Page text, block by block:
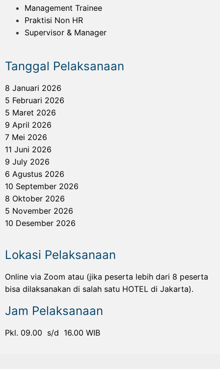
Management Trainee
Praktisi Non HR
Supervisor & Manager
Tanggal Pelaksanaan
8 Januari 2026
5 Februari 2026
5 Maret 2026
9 April 2026
7 Mei 2026
11 Juni 2026
9 July 2026
6 Agustus 2026
10 September 2026
8 Oktober 2026
5 November 2026
10 Desember 2026
Lokasi Pelaksanaan
Online via Zoom atau (jika peserta lebih dari 8 peserta
bisa dilaksanakan di salah satu HOTEL di Jakarta).
Jam Pelaksanaan
Pkl. 09.00 s/d 16.00 WIB